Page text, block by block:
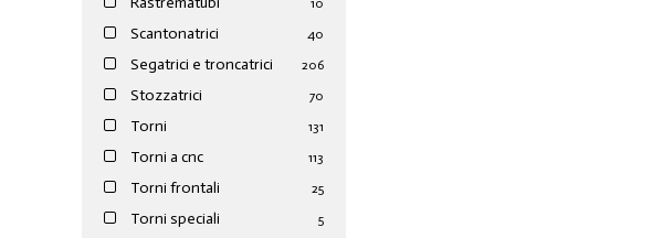
10
Scantonatrici 40
Segatrici e troncatrici 206
Stozzatrici 70
Torni 131
Torni a cnc 113
Torni frontali 25
Torni speciali 5